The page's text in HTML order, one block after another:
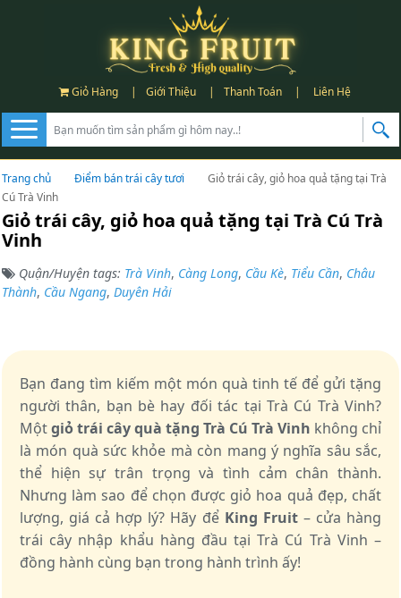
Giỏ Hàng | Giới Thiệu | Thanh Toán | Liên Hệ
Trang chủ Điểm bán trái cây tươi
Giỏ trái cây, giỏ hoa quả tặng tại Trà
Cú Trà Vinh
Giỏ trái cây, giỏ hoa quả tặng tại Trà Cú Trà
Vinh
Quận/Huyện tags: Trà Vinh, Càng Long, Cầu Kè, Tiểu Cần, Châu
Thành, Cầu Ngang, Duyên Hải
Bạn đang tìm kiếm một món quà tinh tế để gửi tặng
người thân, bạn bè hay đối tác tại Trà Cú Trà Vinh?
Mộtgiỏ trái cây quà tặng Trà Cú Trà Vinh không chỉ
là món quà sức khỏe mà còn mang ý nghĩa sâu sắc,
thể hiện sự trân trọng và tình cảm chân thành.
Nhưng làm sao để chọn được giỏ hoa quả đẹp, chất
lượng, giá cả hợp lý? Hãy để King Fruit– cửa hàng
trái cây nhập khẩu hàng đầu tại Trà Cú Trà Vinh –
đồng hành cùng bạn trong hành trình ấy!